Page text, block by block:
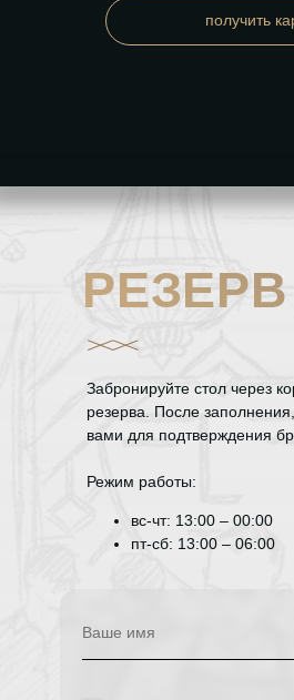
получить
Забронируйте стол через
резерва. После
вами для подтверждения
Режим работы:
вс-чт: 13:00 – 00:00
пт-сб: 13:00 – 06:00
РЕЗЕРВ
Ваше имя